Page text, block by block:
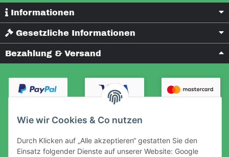
Wie wir Cookies & Co nutzen
Durch Klicken auf „Alle akzeptieren“ gestatten Sie den
Einsatz folgender Dienste auf unserer Website: Google
Informationen
Gesetzliche Informationen
Bezahlung & Versand